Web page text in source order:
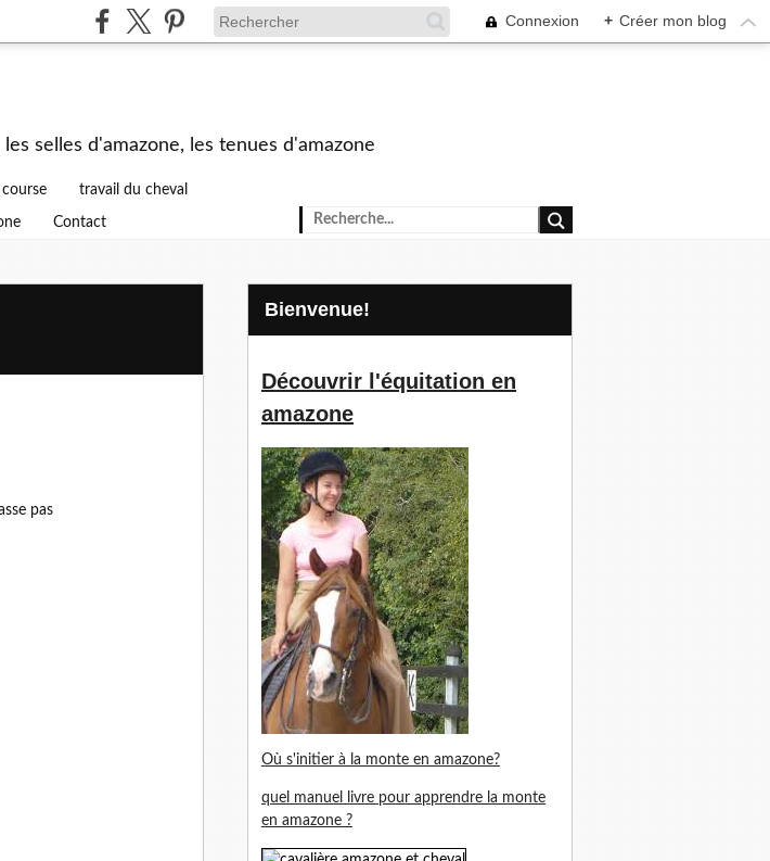
Connexion + Créer mon blog
selles d'amazone, les tenues d'amazone
travail du cheval
Contact
pas
Bienvenue!
Découvrir l'équitation en
amazone
Où s'initier à la monte en amazone?
quel manuel livre pour apprendre la monte
en amazone ?